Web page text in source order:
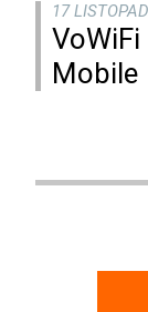
17
VoWiFi
Mobile